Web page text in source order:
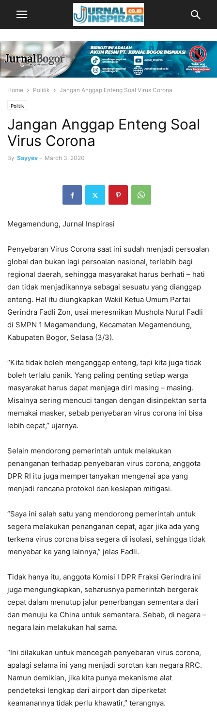
Home Politik Jangan Anggap Enteng Soal Virus Corona
Politik
Jangan Anggap Enteng Soal
Virus Corona
By Sayyev - March 3, 2020
Megamendung, Jurnal Inspirasi
Penyebaran Virus Corona saat ini sudah menjadi persoalan
global dan bukan lagi persoalan nasional, terlebih bagi
regional daerah, sehingga masyarakat harus berhati – hati
dan tidak menjadikannya sebagai sesuatu yang dianggap
enteng. Hal itu diungkapkan Wakil Ketua Umum Partai
Gerindra Fadli Zon, usai meresmikan Mushola Nurul Fadli
di SMPN 1 Megamendung, Kecamatan Megamendung,
Kabupaten Bogor, Selasa (3/3).
“Kita tidak boleh menganggap enteng, tapi kita juga tidak
boleh terlalu panik. Yang paling penting setiap warga
masyarakat harus dapat menjaga diri masing – masing.
Misalnya sering mencuci tangan dengan disinpektan serta
memakai masker, sebab penyebaran virus corona ini bisa
lebih cepat,” ujarnya.
Selain mendorong pemerintah untuk melakukan
penanganan terhadap penyebaran virus corona, anggota
DPR RI itu juga mempertanyakan mengenai apa yang
menjadi rencana protokol dan kesiapan mitigasi.
“Saya ini salah satu yang mendorong pemerintah untuk
segera melakukan penanganan cepat, agar jika ada yang
terkena virus corona bisa segera di isolasi, sehingga tidak
menyebar ke yang lainnya,” jelas Fadli.
Tidak hanya itu, anggota Komisi I DPR Fraksi Gerindra ini
juga mengungkapkan, seharusnya pemerintah bergerak
cepat dalam menutup jalur penerbangan sementara dari
dan menuju ke China untuk sementara. Sebab, di negara –
negara lain melakukan hal sama.
“Ini dilakukan untuk mencegah penyebaran virus corona,
apalagi selama ini yang menjadi sorotan kan negara RRC.
Namun demikian, jika kita punya mekanisme alat
pendeteksi lengkap dari airport dan diperketat
keamanannya tidak perlu khawatir,” terangnya.